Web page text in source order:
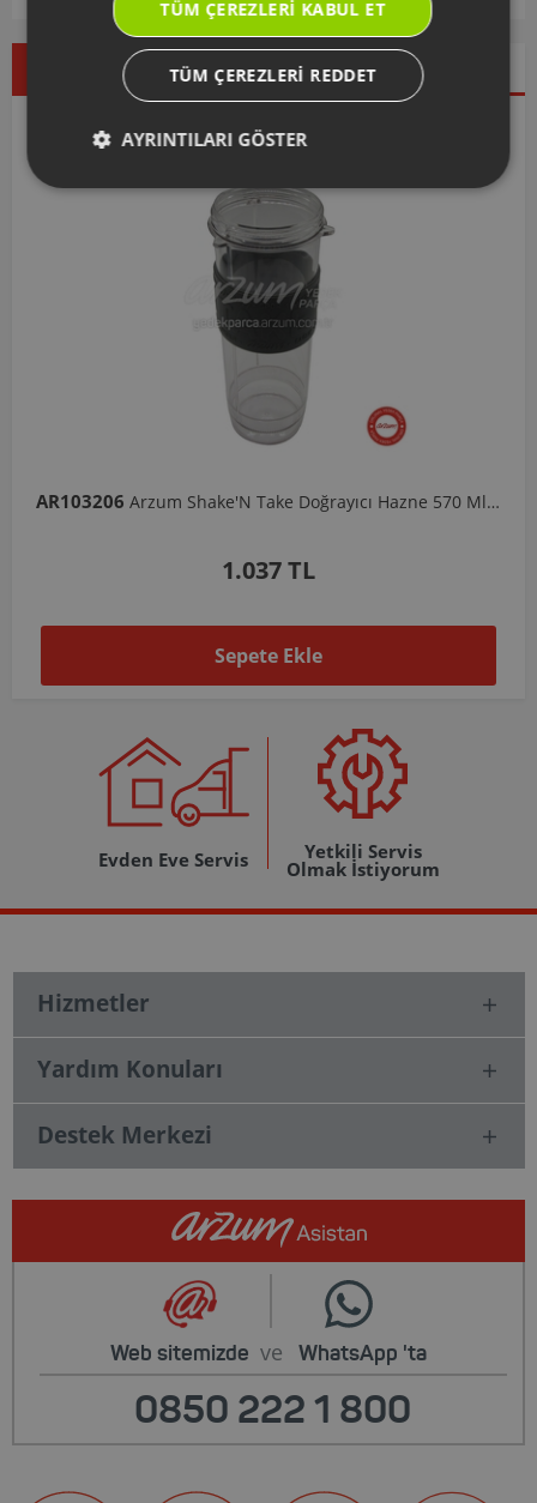
İndirimdekiler Yeni Ürünler
AR103206 Arzum Shake'N Take Doğrayıcı Hazne 570 Ml-Koyu Gri
1.037 TL
Sepete Ekle
Evden Eve Servis Yetkili Servis
Olmak İstiyorum
Hizmetler
Yardım Konuları
Destek Merkezi
Web sitemizde ve WhatsApp 'ta
0850 222 1 800
TÜM ÇEREZLERI KABUL ET
TÜM ÇEREZLERI REDDET
AYRINTILARI GÖSTER